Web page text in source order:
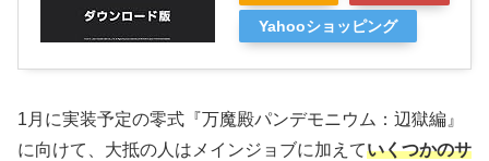
Yahooショッピング
1月に実装予定の零式『万魔殿パンデモニウム：辺獄編』
に向けて、大抵の人はメインジョブに加えていくつかのサ